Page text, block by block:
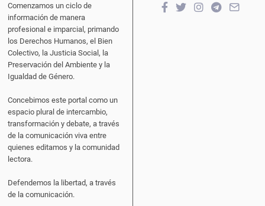
Comenzamos un ciclo de
información de manera
profesional e imparcial, primando
los Derechos Humanos, el Bien
Colectivo, la Justicia Social, la
Preservación del Ambiente y la
Igualdad de Género.
Concebimos este portal como un
espacio plural de intercambio,
transformación y debate, a través
de la comunicación viva entre
quienes editamos y la comunidad
lectora.
Defendemos la libertad, a través
de la comunicación.